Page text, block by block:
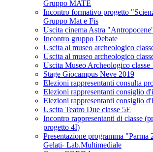
Gruppo MATE
Incontro formativo progetto
Gruppo Mat e Fis
Uscita cinema Astra
Incontro gruppo Debate
Uscita al museo archeologico
Uscita al museo archeologico
Uscita Museo Archeologico classe
Stage Giocampus Neve 2019
Elezioni rappresentanti consulta
Elezioni rappresentanti consiglio
Elezioni rappresentanti consiglio
Uscita Teatro Due classe 5E
Incontro rappresentanti di classe
progetto 4I)
Presentazione programma "Parma
Gelati- Lab.Multimediale